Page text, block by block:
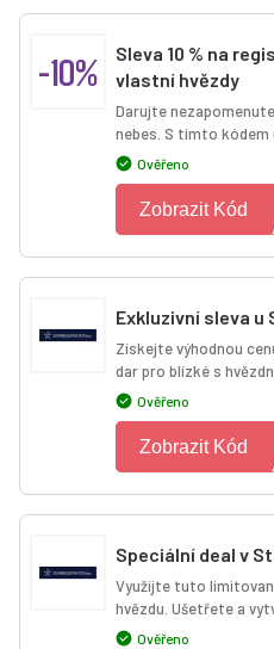
-10%
Sleva 10 % na
vlastní hvězdy
Darujte
nebes. S tímto kódem
Ověřeno
Zobrazit Kód
Exkluzivní sleva
Získejte výhodnou
dar pro blízké s
Ověřeno
Zobrazit Kód
Speciální deal v
Využijte tuto
hvězdu. Ušetřete a
Ověřeno